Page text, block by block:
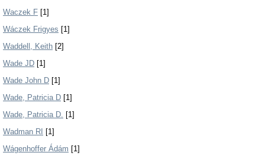
Waczek F [1]
Wáczek Frigyes [1]
Waddell, Keith [2]
Wade JD [1]
Wade John D [1]
Wade, Patricia D [1]
Wade, Patricia D. [1]
Wadman RI
[1]
Wágenhoffer Ádám [1]